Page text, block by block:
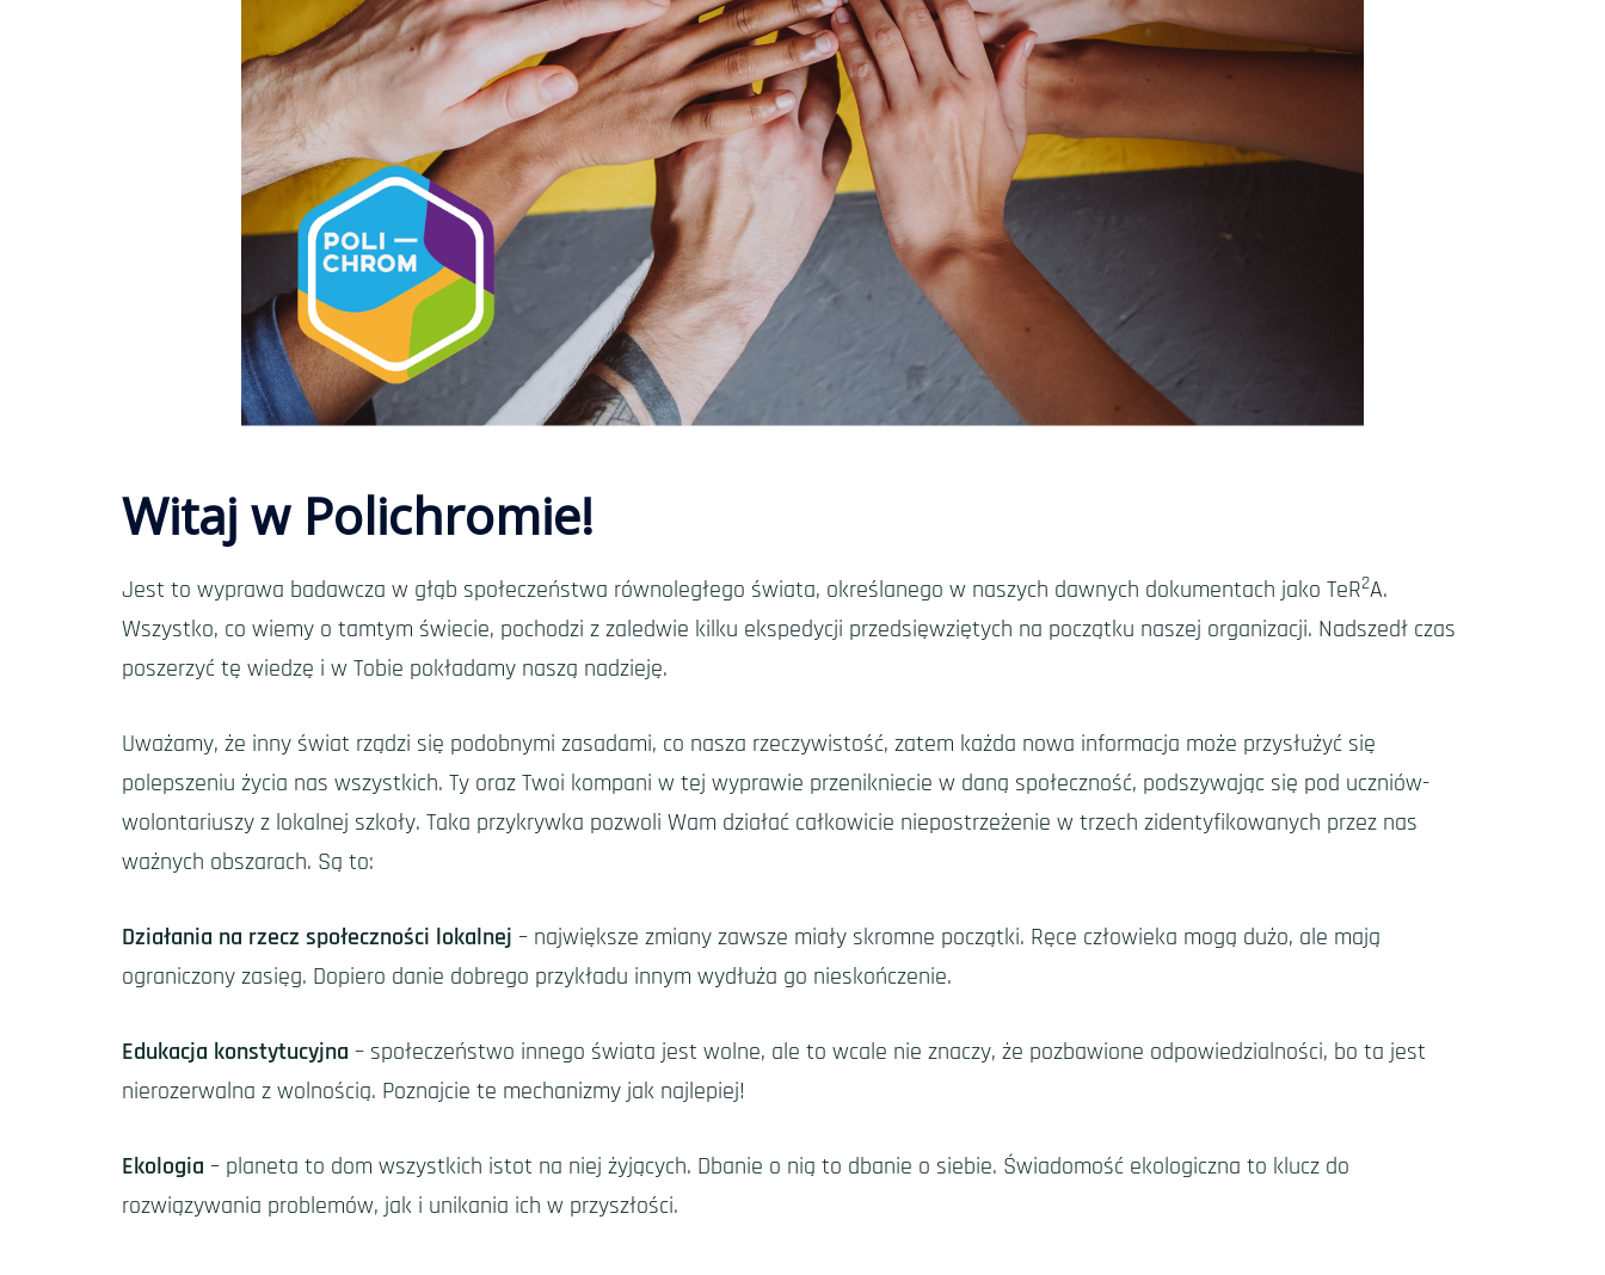
Witaj w Polichromie!
Jest to wyprawa badawcza w głąb społeczeństwa równoległego świata, określanego w naszych dawnych dokumentach jako TeR2A.
Wszystko, co wiemy o tamtym świecie, pochodzi z zaledwie kilku ekspedycji przedsięwziętych na początku naszej organizacji. Nadszedł czas
poszerzyć tę wiedzę i w Tobie pokładamy naszą nadzieję.
Uważamy, że inny świat rządzi się podobnymi zasadami, co nasza rzeczywistość, zatem każda nowa informacja może przysłużyć się
polepszeniu życia nas wszystkich. Ty oraz Twoi kompani w tej wyprawie przenikniecie w daną społeczność, podszywając się pod uczniów-
wolontariuszy z lokalnej szkoły. Taka przykrywka pozwoli Wam działać całkowicie niepostrzeżenie w trzech zidentyfikowanych przez nas
ważnych obszarach. Są to:
Działania na rzecz społeczności lokalnej – największe zmiany zawsze miały skromne początki. Ręce człowieka mogą dużo, ale mają
ograniczony zasięg. Dopiero danie dobrego przykładu innym wydłuża go nieskończenie.
Edukacja konstytucyjna – społeczeństwo innego świata jest wolne, ale to wcale nie znaczy, że pozbawione odpowiedzialności, bo ta jest
nierozerwalna z wolnością. Poznajcie te mechanizmy jak najlepiej!
Ekologia – planeta to dom wszystkich istot na niej żyjących. Dbanie o nią to dbanie o siebie. Świadomość ekologiczna to klucz do
rozwiązywania problemów, jak i unikania ich w przyszłości.